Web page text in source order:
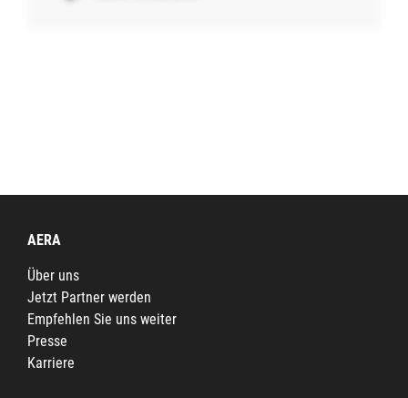
AERA
Über uns
Jetzt Partner werden
Empfehlen Sie uns weiter
Presse
Karriere